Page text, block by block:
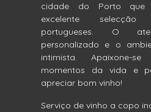
cidade do Porto que
excelente
portugueses. O
personalizado e o
intimista. Apaixone-
momentos da vida e
apreciar bom vinho!
Serviço de vinho a copo